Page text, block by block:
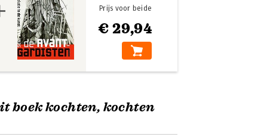
€ 29,94
Prijs voor beide
boek kochten, kochten